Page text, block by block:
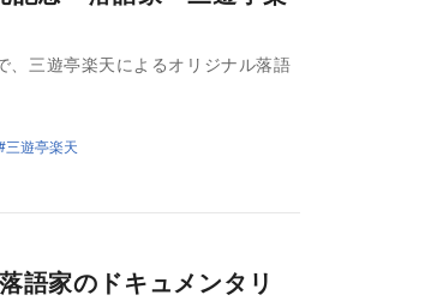
、三遊亭楽天によるオリジナル落語
三遊亭楽天
語家のドキュメンタリ